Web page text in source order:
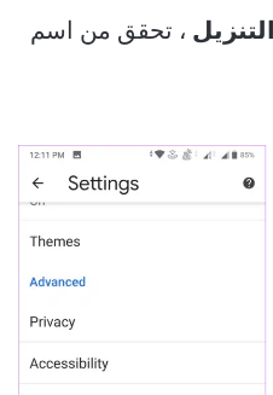
، تحقق من اسم